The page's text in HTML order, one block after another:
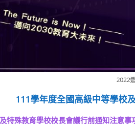
2022
111學年度全國高級中等學校
特殊教育學校校長會議行前通知注意事